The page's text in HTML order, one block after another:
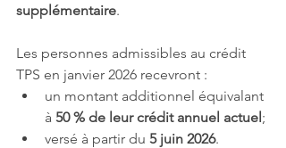
supplémentaire.
Les personnes admissibles au crédit
TPS en janvier 2026 recevront :
un montant additionnel équivalant
à 50 % de leur crédit annuel actuel;
versé à partir du 5 juin 2026.